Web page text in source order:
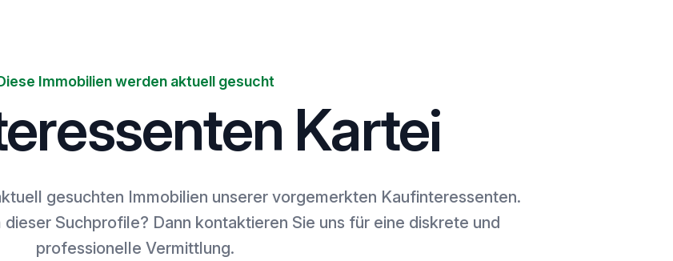
Immobilien werden aktuell gesucht
Kartei
gesuchten Immobilien unserer vorgemerkten Kaufinteressenten.
Suchprofile? Dann kontaktieren Sie uns für eine diskrete und
professionelle Vermittlung.